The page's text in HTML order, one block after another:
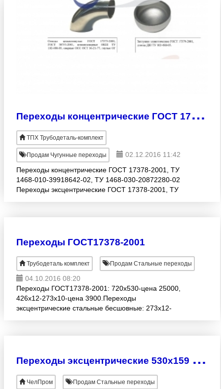
П
ереходы концентрические ГОСТ 17378-2001, ТУ 1468-010-39918642-02, ТУ 1468-030-20872280-02
ТПХ Трубодеталь-комплект
Продам Чугунные переходы
02.12.2016 11:42
Переходы концентрические ГОСТ 17378-2001, ТУ
1468-010-39918642-02, ТУ 1468-030-20872280-02
Переходы эксцентрические ГОСТ 17378-2001, ТУ
Переходы ГОСТ17378-2001
Трубодеталь комплект Продам Стальные переходы
04.10.2016 08:20
Переходы ГОСТ17378-2001: 720х530-цена 25000,
426х12-273х10-цена 3900.Переходы
эксцентрические стальные бесшовные: 273х12-
П
ереходы эксцентрические 530х159 ГОСТ 17378-01
ЧелПром Продам Стальные переходы